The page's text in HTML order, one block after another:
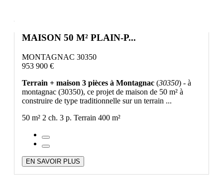
MAISON 50 M² PLAIN-P...
MONTAGNAC 30350
953 900 €
Terrain + maison 3 pièces à Montagnac (30350) - à
montagnac (30350), ce projet de maison de 50 m² à
construire de type traditionnelle sur un terrain ...
50 m² 2 ch. 3 p. Terrain 400 m²
EN SAVOIR PLUS